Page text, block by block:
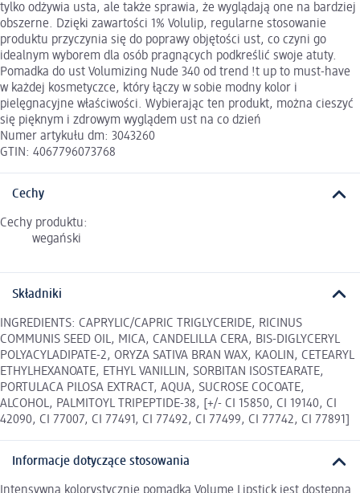
tylko odżywia usta, ale także sprawia, że wyglądają one na bardziej
obszerne. Dzięki zawartości 1% Volulip, regularne stosowanie
produktu przyczynia się do poprawy objętości ust, co czyni go
idealnym wyborem dla osób pragnących podkreślić swoje atuty.
Pomadka do ust Volumizing Nude 340 od trend !t up to must-have
w każdej kosmetyczce, który łączy w sobie modny kolor i
pielęgnacyjne właściwości. Wybierając ten produkt, można cieszyć
się pięknym i zdrowym wyglądem ust na co dzień
Numer artykułu dm: 3043260
GTIN: 4067796073768
Cechy
Cechy produktu:
wegański
Składniki
INGREDIENTS: CAPRYLIC/CAPRIC TRIGLYCERIDE, RICINUS
COMMUNIS SEED OIL, MICA, CANDELILLA CERA, BIS-DIGLYCERYL
POLYACYLADIPATE-2, ORYZA SATIVA BRAN WAX, KAOLIN, CETEARYL
ETHYLHEXANOATE, ETHYL VANILLIN, SORBITAN ISOSTEARATE,
PORTULACA PILOSA EXTRACT, AQUA, SUCROSE COCOATE,
ALCOHOL, PALMITOYL TRIPEPTIDE-38, [+/- CI 15850, CI 19140, CI
42090, CI 77007, CI 77491, CI 77492, CI 77499, CI 77742, CI 77891]
Informacje dotyczące stosowania